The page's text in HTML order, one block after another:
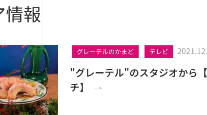
情報
グレーテルのかまど テレビ
"グレーテル"のスタジオから
チ】